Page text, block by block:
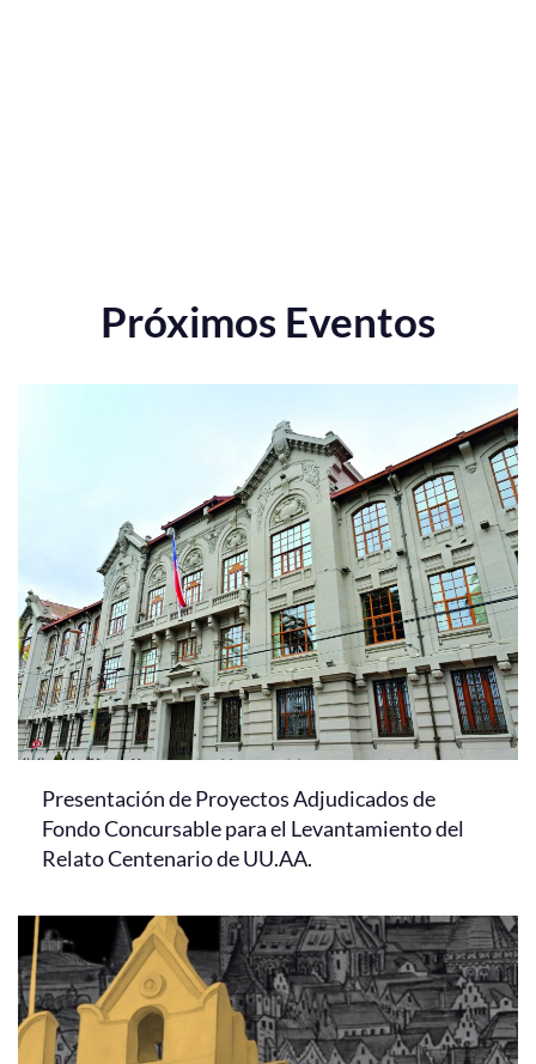
Próximos Eventos
Presentación de Proyectos Adjudicados de
Fondo Concursable para el Levantamiento del
Relato Centenario de UU.AA.